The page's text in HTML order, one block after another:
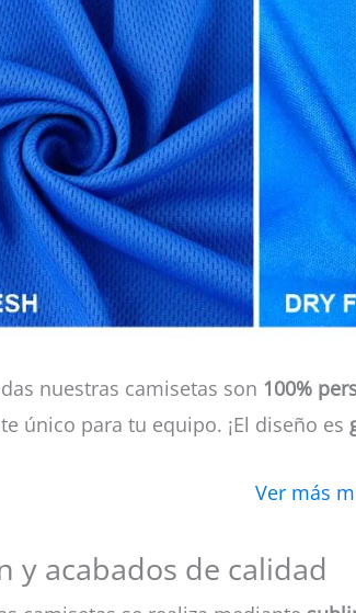
nuestras camisetas son 100%
único para tu equipo. ¡El diseño es
Ver más
y acabados de calidad